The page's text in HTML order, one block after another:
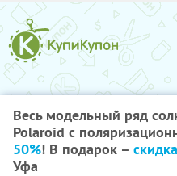
Весь модельный ряд
Polaroid с
50%! В подарок –
Уфа